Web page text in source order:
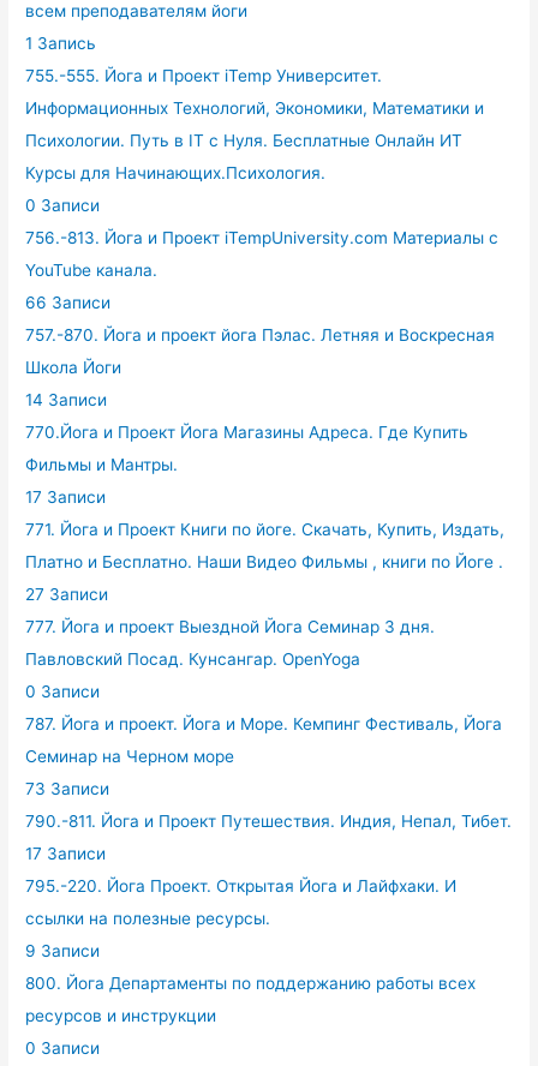
всем преподавателям йоги
1 Запись
755.-555. Йога и Проект iTemp Университет.
Информационных Технологий, Экономики, Математики и
Психологии. Путь в IT с Нуля. Бесплатные Онлайн ИТ
Курсы для Начинающих.Психология.
0 Записи
756.-813. Йога и Проект iTempUniversity.com Материалы с
YouTube канала.
66 Записи
757.-870. Йога и проект йога Пэлас. Летняя и Воскресная
Школа Йоги
14 Записи
770.Йога и Проект Йога Магазины Адреса. Где Купить
Фильмы и Мантры.
17 Записи
771. Йога и Проект Книги по йоге. Скачать, Купить, Издать,
Платно и Бесплатно. Наши Видео Фильмы , книги по Йоге .
27 Записи
777. Йога и проект Выездной Йога Семинар 3 дня.
Павловский Посад. Кунсангар. OpenYoga
0 Записи
787. Йога и проект. Йога и Море. Кемпинг Фестиваль, Йога
Семинар на Черном море
73 Записи
790.-811. Йога и Проект Путешествия. Индия, Непал, Тибет.
17 Записи
795.-220. Йога Проект. Открытая Йога и Лайфхаки. И
ссылки на полезные ресурсы.
9 Записи
800. Йога Департаменты по поддержанию работы всех
ресурсов и инструкции
0 Записи